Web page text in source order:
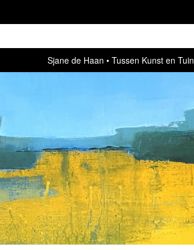
Sjane de Haan Tussen Kunst en Tuin